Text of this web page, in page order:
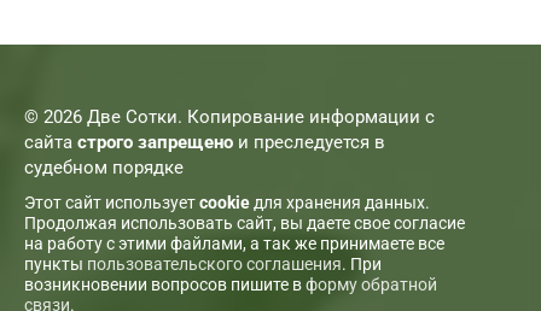
© 2026 Две Сотки. Копирование информации с
сайта строго запрещено и преследуется в
судебном порядке
Этот сайт используетcookie для хранения данных.
Продолжая использовать сайт, вы даете свое согласие
на работу с этими файлами, а так же принимаете все
пункты пользовательского соглашения. При
возникновении вопросов пишите вформу обратной
связи.